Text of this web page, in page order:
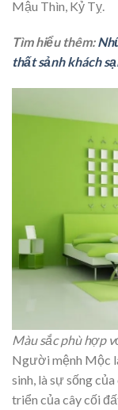
Mậu Thìn, Kỷ Tỵ.
Tìm hiểu thêm:
thất sảnh khách
Màu sắc phù hợp
Người mệnh Mộc
sinh, là sự sống
triển của cây cối